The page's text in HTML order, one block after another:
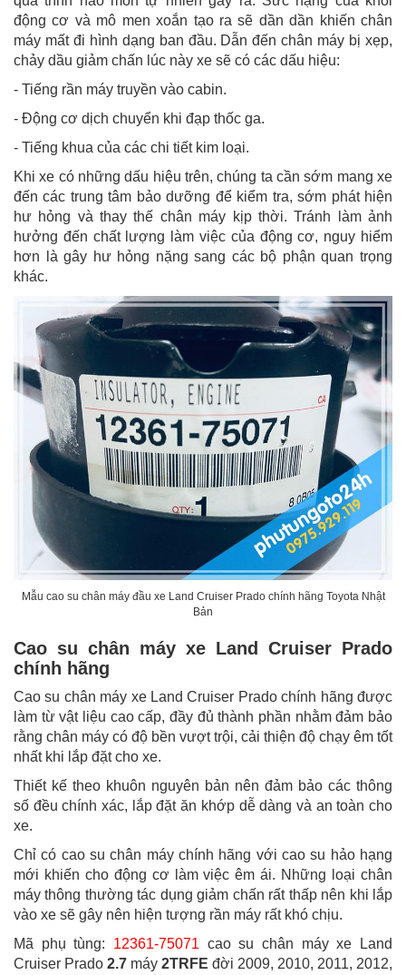
động cơ và mô men xoắn tạo ra sẽ dần dần khiến chân
máy mất đi hình dạng ban đầu. Dẫn đến chân máy bị xẹp,
chảy dầu giảm chấn lúc này xe sẽ có các dấu hiệu:
- Tiếng rần máy truyền vào cabin.
- Động cơ dịch chuyển khi đạp thốc ga.
- Tiếng khua của các chi tiết kim loại.
Khi xe có những dấu hiệu trên, chúng ta cần sớm mang xe
đến các trung tâm bảo dưỡng để kiểm tra, sớm phát hiện
hư hỏng và thay thế chân máy kịp thời. Tránh làm ảnh
hưởng đến chất lượng làm việc của động cơ, nguy hiểm
hơn là gây hư hỏng nặng sang các bộ phận quan trọng
khác.
Mẫu cao su chân máy đầu xe Land Cruiser Prado chính hãng Toyota Nhật
Bản
Cao su chân máy xe Land Cruiser Prado
chính hãng
Cao su chân máy xe Land Cruiser Prado chính hãng được
làm từ vật liệu cao cấp, đầy đủ thành phần nhằm đảm bảo
rằng chân máy có độ bền vượt trội, cải thiện độ chạy êm tốt
nhất khi lắp đặt cho xe.
Thiết kế theo khuôn nguyên bản nên đảm bảo các thông
số đều chính xác, lắp đặt ăn khớp dễ dàng và an toàn cho
xe.
Chỉ có cao su chân máy chính hãng với cao su hảo hạng
mới khiến cho động cơ làm việc êm ái. Những loại chân
máy thông thường tác dụng giảm chấn rất thấp nên khi lắp
vào xe sẽ gây nên hiện tượng rần máy rất khó chịu.
Mã phụ tùng: 12361-75071 cao su chân máy xe Land
Cruiser Prado 2.7 máy 2TRFE đời 2009, 2010, 2011, 2012,